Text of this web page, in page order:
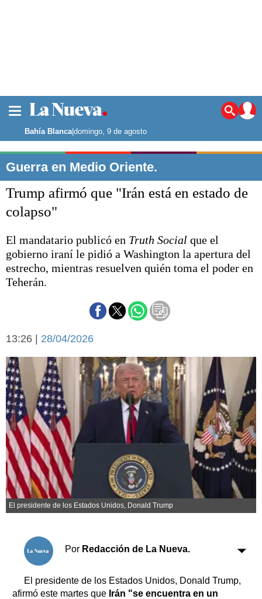
Noticias
La ciudad
Punta Alta
El país
El mundo
Deportes
Escenario Olímpico
Liga del Sur
Básquetbol
Federal A
Aplausos
Con el campo
Espacio empresas
Sociedad y tiempo
libre
Sociedad
Tecnología
Turismo
Salud
Es viral
El tiempo
Fúnebres
Clasificados
Suplementos
Servicios
Transportes
Loterías
Bahía Blanca|domingo, 9 de agosto
Guerra en Medio Oriente.
Trump afirmó que "Irán está en estado de
colapso"
El mandatario publicó en Truth Social que el
gobierno iraní le pidió a Washington la apertura del
estrecho, mientras resuelven quién toma el poder en
Teherán.
13:26 | 28/04/2026
El presidente de los Estados Unidos, Donald Trump
Por Redacción de La Nueva.
El presidente de los Estados Unidos, Donald Trump,
afirmó este martes que Irán "se encuentra en un